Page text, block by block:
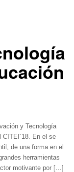
y Tecnología
CITEI´18. En el se
de una forma en el
herramientas
motivante por […]